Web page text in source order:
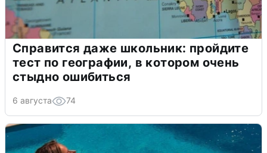
Справится даже школьник: пройдите
тест по географии, в котором очень
стыдно ошибиться
6 августа 74